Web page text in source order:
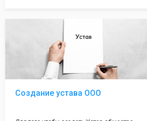
большая часть отказов - наши юристы с
оформление самого сложного документа на
себя! Многолетний опыт работы наших
юристов позволяет оформлять заявление без
ошибок, тем самым гарантируя вам
успешную регистрацию в налоговой
Создание устава ООО